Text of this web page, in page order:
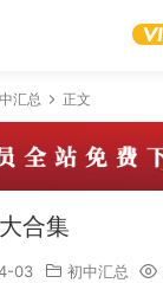
汇总 正文
合集
03 初中汇总